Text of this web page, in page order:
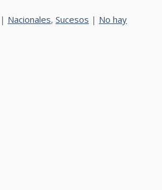
| Nacionales, Sucesos | No hay